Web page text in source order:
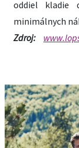
oddiel kladie
minimálnych
Zdroj: